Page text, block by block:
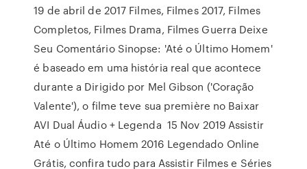
19 de abril de 2017 Filmes, Filmes 2017, Filmes
Completos, Filmes Drama, Filmes Guerra Deixe
Seu Comentário Sinopse: 'Até o Último Homem'
é baseado em uma história real que acontece
durante a Dirigido por Mel Gibson ('Coração
Valente'), o filme teve sua première no Baixar
AVI Dual Áudio + Legenda 15 Nov 2019 Assistir
Até o Último Homem 2016 Legendado Online
Grátis, confira tudo para Assistir Filmes e Séries